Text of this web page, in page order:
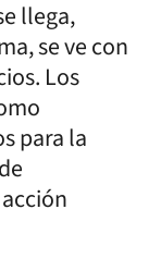
llega,
se ve con
Los
para la